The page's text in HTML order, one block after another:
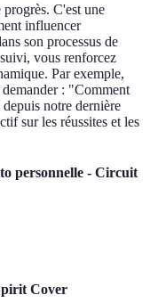
C'est une
influencer
son processus de
vous renforcez
Par exemple,
: "Comment
notre dernière
sur les réussites et les
personnelle - Circuit
Cover